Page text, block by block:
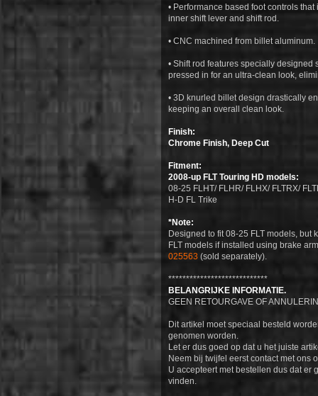
• Performance based foot controls
inner shift lever and shift rod.
• CNC machined from billet aluminum.
• Shift rod features specially
pressed in for an ultra-clean look,
• 3D knurled billet design drastically
keeping an overall clean look.
Finish:
Chrome Finish, Deep Cut
Fitment:
2008-up FLT Touring HD models:
08-25 FLHT/ FLHR/ FLHX/ FLTRX/
H-D FL Trike
*Note:
Designed to fit 08-25 FLT models, but
FLT models if installed using brake
025563 (sold separately).
****************************
BELANGRIJKE INFORMATIE.
GEEN RETOURGAVE OF
Dit artikel moet speciaal besteld
genomen worden.
Let er dus goed op dat u het juiste
Neem bij twijfel eerst contact met ons
U accepteert met bestellen dus dat er
vinden.